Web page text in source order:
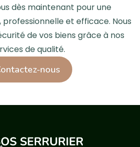
dès maintenant pour une
et efficace. Nous
de vos biens grâce à nos
de qualité.
nous